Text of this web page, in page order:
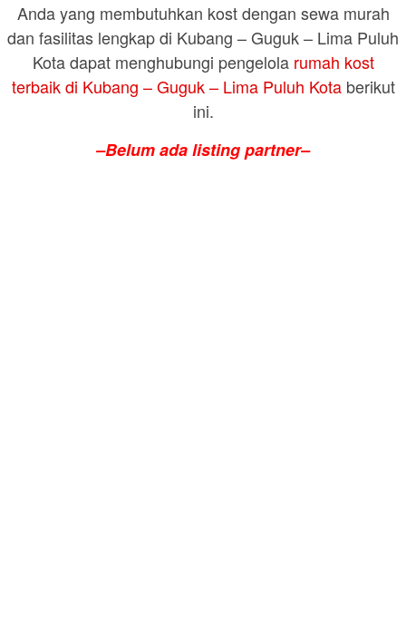
Anda yang membutuhkan kost dengan sewa murah
dan fasilitas lengkap di Kubang – Guguk – Lima Puluh
Kota dapat menghubungi pengelola rumah kost
terbaik di Kubang – Guguk – Lima Puluh Kotaberikut
ini.
–Belum ada listing partner–